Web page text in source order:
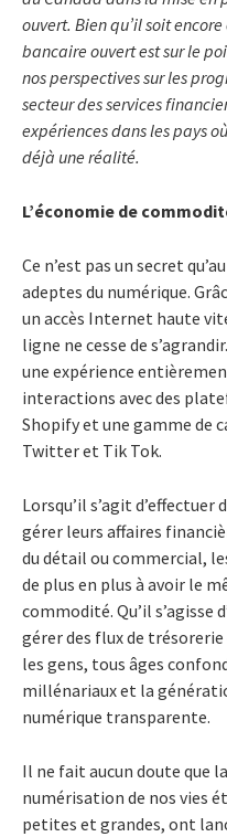
ouvert. Bien qu’il soit
bancaire ouvert est sur le
nos perspectives sur les
secteur des services
expériences dans les pays
déjà une réalité.
L’économie de
Ce n’est pas un secret
adeptes du numérique.
un accès Internet haute
ligne ne cesse de
une expérience
interactions avec des
Shopify et une gamme de
Twitter et Tik Tok.
Lorsqu’il s’agit
gérer leurs affaires
du détail ou commercial,
de plus en plus à avoir le
commodité. Qu’il s’agisse
gérer des flux de
les gens, tous âges
millénariaux et la
numérique transparente.
Il ne fait aucun doute que
numérisation de nos vies
petites et grandes, ont